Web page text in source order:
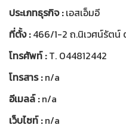
ประเภทธุรกิจ :เอสเอ็มอี
ที่ตั้ง :466/1-2 ถ.นิเวศน์รัตน์
โทรศัพท์ :T. 044812442
โทรสาร :n/a
อีเมลล์ :n/a
เว็บไซท์ :n/a